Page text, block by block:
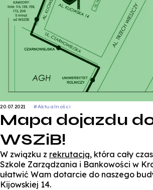
20.07.2021 #Aktualności
Mapa dojazdu
WSZiB!
W związku z rekrutacją, która cały
Szkole Zarządzania i Bankowości w
ułatwić Wam dotarcie do naszego
Kijowskiej 14.